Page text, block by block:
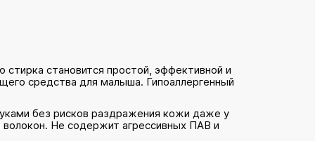
становится простой, эффективной и
средства для малыша. Гипоаллергенный
без рисков раздражения кожи даже у
Не содержит агрессивных ПАВ и